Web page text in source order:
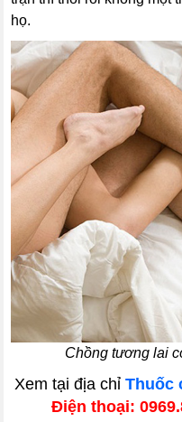
họ.
Chồng tương lai
Xem tại địa chỉ Thuốc
Điện thoại: